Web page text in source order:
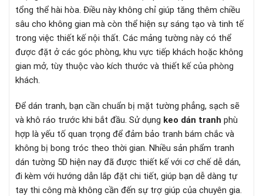
tổng thể hài hòa. Điều này không chỉ giúp tăng thêm chiều
sâu cho không gian mà còn thể hiện sự sáng tạo và tinh tế
trong việc thiết kế nội thất. Các mảng tường này có thể
được đặt ở các góc phòng, khu vực tiếp khách hoặc không
gian mở, tùy thuộc vào kích thước và thiết kế của phòng
khách.
Để dán tranh, bạn cần chuẩn bị mặt tường phẳng, sạch sẽ
và khô ráo trước khi bắt đầu. Sử dụng keo dán tranh phù
hợp là yếu tố quan trọng để đảm bảo tranh bám chắc và
không bị bong tróc theo thời gian. Nhiều sản phẩm tranh
dán tường 5D hiện nay đã được thiết kế với cơ chế dễ dán,
đi kèm với hướng dẫn lắp đặt chi tiết, giúp bạn dễ dàng tự
tay thi công mà không cần đến sự trợ giúp của chuyên gia.